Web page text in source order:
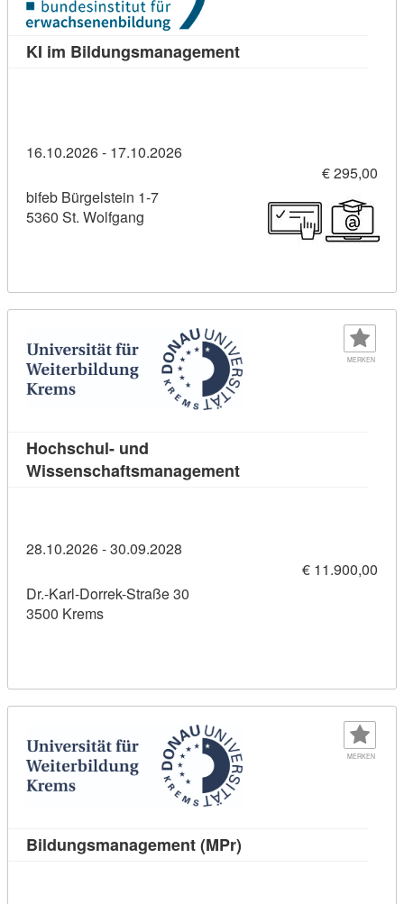
KI im BildungsmanagementKursdetail: KI im
16.10.2026 - 17.10.2026
€ 295,00
bifeb Bürgelstein 1-7
5360 St. Wolfgang
MERKEN
Hochschul- und
WissenschaftsmanagementKursdetail: Hochschul-
28.10.2026 - 30.09.2028
€ 11.900,00
Dr.-Karl-Dorrek-Straße 30
3500 Krems
MERKEN
Bildungsmanagement (MPr)